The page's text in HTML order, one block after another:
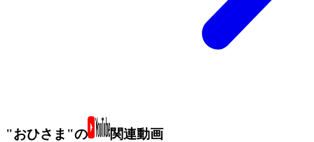
"おひさま"の 関連動画